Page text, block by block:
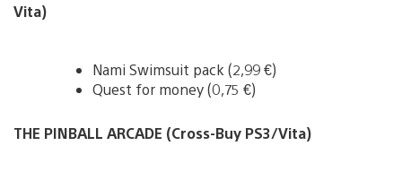
Vita)
Nami Swimsuit pack (2,99 €)
Quest for money (0,75 €)
THE PINBALL ARCADE (Cross-Buy PS3/Vita)